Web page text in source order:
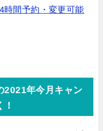
時間予約・変更可能
年今月キャン